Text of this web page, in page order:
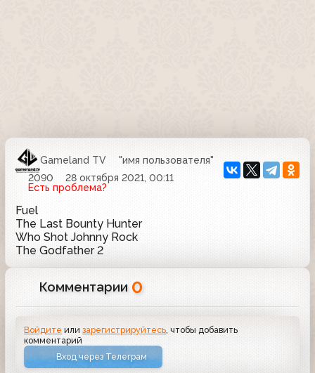
Gameland TV
"имя пользователя"
2090
28 октября 2021, 00:11
Есть проблема?
Fuel
The Last Bounty Hunter
Who Shot Johnny Rock
The Godfather 2
Комментарии 0
Войдите илизарегистрируйтесь , чтобы добавить
комментарий
Вход через Телеграм